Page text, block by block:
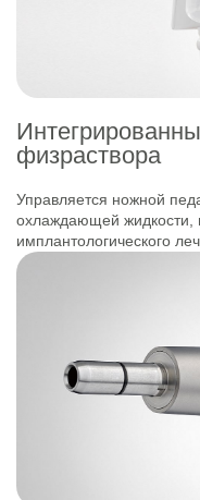
физраствора
Управляется ножной
охлаждающей жидкости,
имплантологического